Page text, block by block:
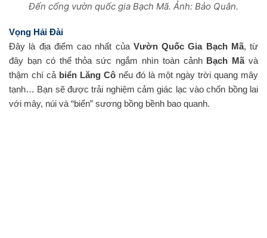
Đến cổng vườn quốc gia Bạch Mã. Ảnh: Bảo Quân.
Vọng Hải Đài
Đây là địa điểm cao nhất của Vườn Quốc Gia Bạch Mã, từ
đây bạn có thể thỏa sức ngắm nhìn toàn cảnh Bạch Mãvà
thậm chí cả biển Lăng Cô nếu đó là một ngày trời quang mây
tạnh… Bạn sẽ được trải nghiệm cảm giác lạc vào chốn bồng lai
với mây, núi và “biển” sương bồng bềnh bao quanh.